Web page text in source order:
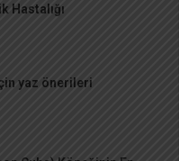
Hastalığı
yaz önerileri